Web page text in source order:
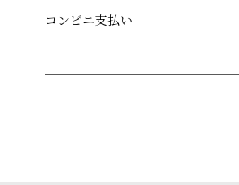
コンビニ支払い